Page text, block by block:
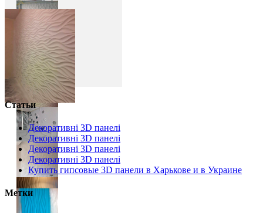
Статьи
Декоративні 3D панелі
Декоративні 3D панелі
Декоративні 3D панелі
Декоративні 3D панелі
Купить гипсовые 3D панели в Харькове и в Украине
Метки